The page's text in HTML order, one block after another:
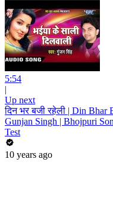
5:54
|
Up next
दिन भर बजी रहेली | Din
Gunjan Singh | Bhojpuri
Test
10 years ago